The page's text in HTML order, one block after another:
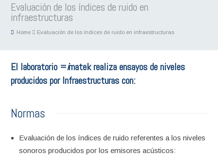
Evaluación de los índices de ruido en
infraestructuras
Home Evaluación de los índices de ruido en infraestructuras
El laboratorio =imatek realiza ensayos de niveles
producidos por Infraestructuras con:
Normas
Evaluación de los índices de ruido referentes a los niveles
sonoros producidos por los emisores acústicos: